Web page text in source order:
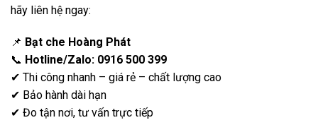
hãy liên hệ ngay:
📌 Bạt che Hoàng Phát
📞 Hotline/Zalo: 0916 500 399
✔ Thi công nhanh – giá rẻ – chất lượng cao
✔ Bảo hành dài hạn
✔ Đo tận nơi, tư vấn trực tiếp